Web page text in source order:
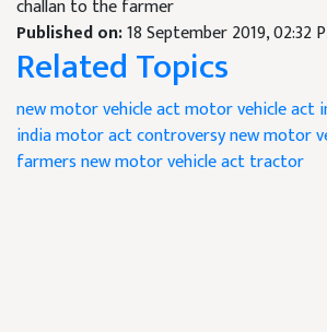
challan to the farmer
Published on:18 September 2019, 02:32
Related Topics
new motor vehicle actmotor vehicle act
india motor act controversynew motor
farmersnew motor vehicle act tractor